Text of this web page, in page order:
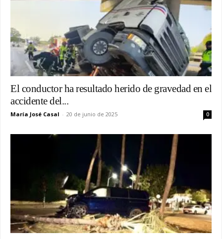
El conductor ha resultado herido de gravedad en el
accidente del...
María José Casal - 20 de junio de 2025 0